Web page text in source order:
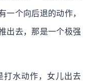
一个向后退的动作，
出去，那是一个极强
打水动作，女儿出去